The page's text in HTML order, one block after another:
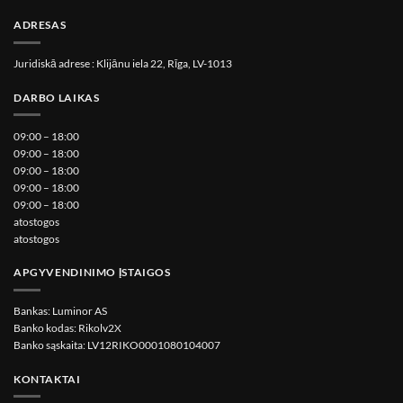
ADRESAS
Juridiskā adrese : Klijānu iela 22, Rīga, LV-1013
DARBO LAIKAS
09:00 – 18:00
09:00 – 18:00
09:00 – 18:00
09:00 – 18:00
09:00 – 18:00
atostogos
atostogos
APGYVENDINIMO ĮSTAIGOS
Bankas: Luminor AS
Banko kodas: Rikolv2X
Banko sąskaita: LV12RIKO0001080104007
KONTAKTAI